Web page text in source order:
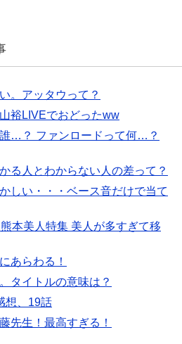
。アッタウって？
裕LIVEでおどったww
…？ ファンロードって何…？
る人とわからない人の差って？
しい・・・ベース音だけで当て
本美人特集 美人が多すぎて移
あらわる！
タイトルの意味は？
想、19話
先生！最高すぎる！